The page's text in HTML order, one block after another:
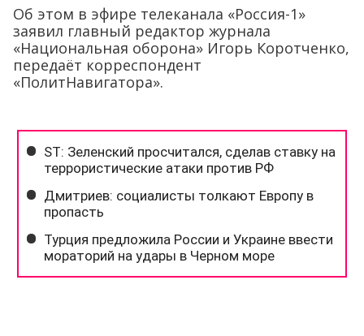
Об этом в эфире телеканала «Россия-1»
заявил главный редактор журнала
«Национальная оборона» Игорь Коротченко,
передаёт корреспондент
«ПолитНавигатора».